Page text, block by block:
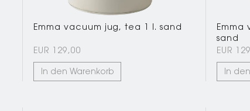
Emma vacuum jug, tea 1 l. sand
EUR 129,00
In den Warenkorb
Emma
sand
EUR
In